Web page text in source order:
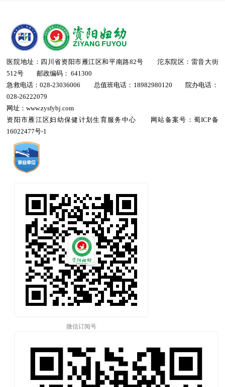
医院地址：四川省资阳市雁江区和平南路82号 沱东院区：雷音大街
512号 邮政编码： 641300
急救电话：028-23036006 总值班电话：18982980120 院办电话：
028-26222079
网址：www.zysfybj.com
资阳市雁江区妇幼保健计划生育服务中心 网站备案号： 蜀ICP备
16022477号-1
微信订阅号